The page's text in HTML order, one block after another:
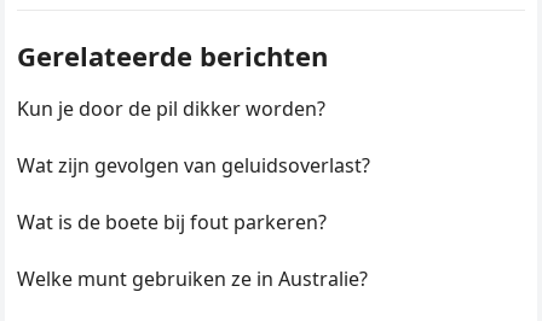
Gerelateerde berichten
Kun je door de pil dikker worden?
Wat zijn gevolgen van geluidsoverlast?
Wat is de boete bij fout parkeren?
Welke munt gebruiken ze in Australie?